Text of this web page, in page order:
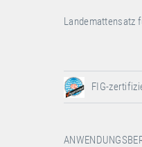
Landemattensatz
FIG-